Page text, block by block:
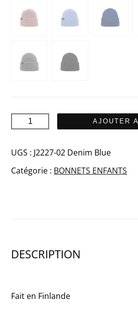
quantité
SISU
AJOUTER
UGS : J2227-02 Denim Blue
Catégorie : BONNETS ENFANTS
DESCRIPTION
Fait en Finlande